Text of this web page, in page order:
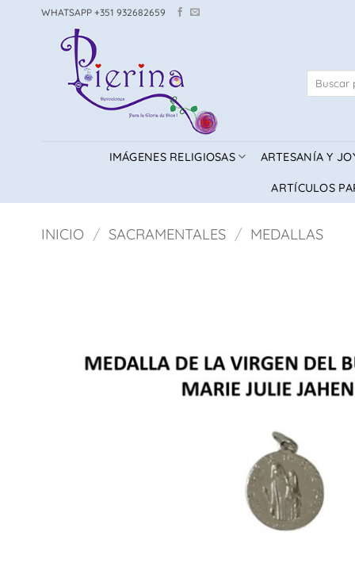
WHATSAPP +351 932682659
Buscar
IMÁGENES RELIGIOSAS ARTESANÍA Y
ARTÍCULOS
INICIO / SACRAMENTALES / MEDALLAS